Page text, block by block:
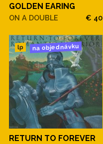
GOLDEN EARING
ON A DOUBLE € 40
lp na objednávku
RETURN TO FOREVER